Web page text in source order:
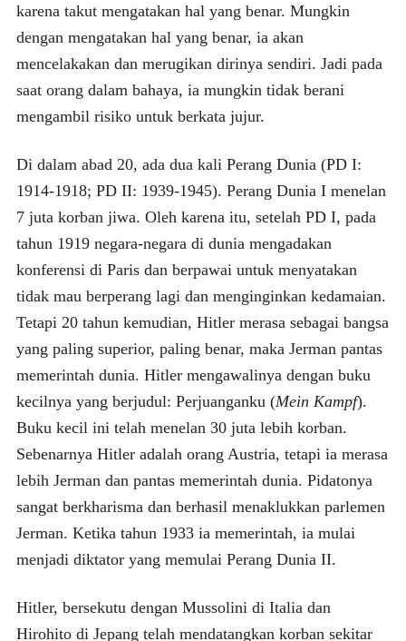
karena takut mengatakan hal yang benar. Mungkin
dengan mengatakan hal yang benar, ia akan
mencelakakan dan merugikan dirinya sendiri. Jadi pada
saat orang dalam bahaya, ia mungkin tidak berani
mengambil risiko untuk berkata jujur.
Di dalam abad 20, ada dua kali Perang Dunia (PD I:
1914-1918; PD II: 1939-1945). Perang Dunia I menelan
7 juta korban jiwa. Oleh karena itu, setelah PD I, pada
tahun 1919 negara-negara di dunia mengadakan
konferensi di Paris dan berpawai untuk menyatakan
tidak mau berperang lagi dan menginginkan kedamaian.
Tetapi 20 tahun kemudian, Hitler merasa sebagai bangsa
yang paling superior, paling benar, maka Jerman pantas
memerintah dunia. Hitler mengawalinya dengan buku
kecilnya yang berjudul: Perjuanganku (Mein Kampf).
Buku kecil ini telah menelan 30 juta lebih korban.
Sebenarnya Hitler adalah orang Austria, tetapi ia merasa
lebih Jerman dan pantas memerintah dunia. Pidatonya
sangat berkharisma dan berhasil menaklukkan parlemen
Jerman. Ketika tahun 1933 ia memerintah, ia mulai
menjadi diktator yang memulai Perang Dunia II.
Hitler, bersekutu dengan Mussolini di Italia dan
Hirohito di Jepang telah mendatangkan korban sekitar